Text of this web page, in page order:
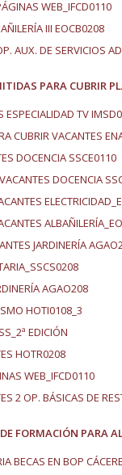
WEB_IFCD0110
III EOCB0208
AUX. DE SERVICIOS
PARA CUBRIR
ESPECIALIDAD TV
CUBRIR VACANTES
DOCENCIA SSCE0110
DOCENCIA
JARDINERÍA
AGAO208
HOTI0108_3
EDICIÓN
HOTR0208
WEB_IFCD0110
2 OP. BÁSICAS DE
FORMACIÓN PARA
BECAS EN BOP